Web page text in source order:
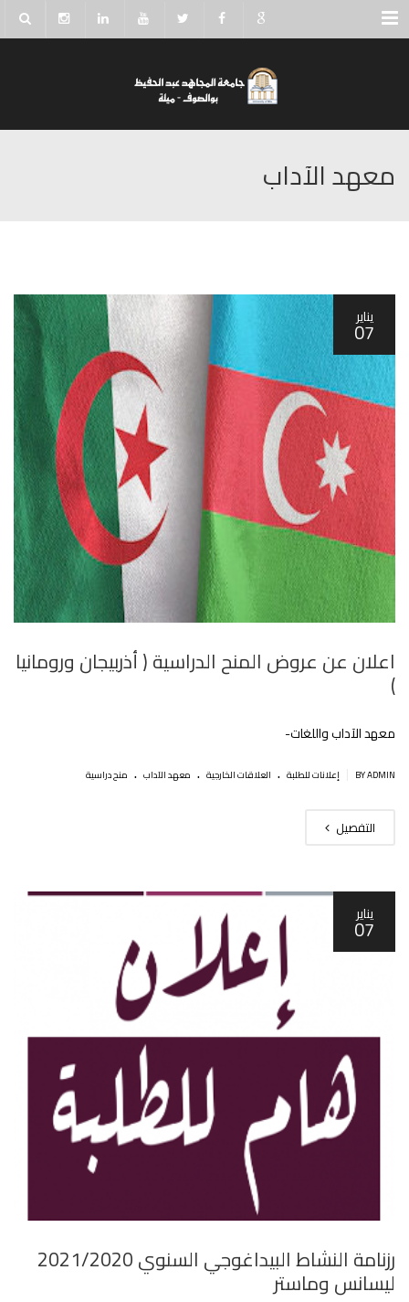
Menu
معهد الآداب
يناير
07
اعلان عن عروض المنح الدراسية ( أذربيجان ورومانيا
)
معهد الآداب واللغات-
BY ADMIN إعلانات للطلبة . العلاقات الخارجية . معهد الآداب . منح دراسية
التفصيل
يناير
07
رزنامة النشاط البيداغوجي السنوي 2021/2020
ليسانس وماستر